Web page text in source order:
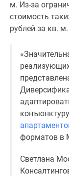
области
ИТ-
ипотека
скидками
Новостройки
премиум-
класса
Новостройки
класса
м. Из-за
стоимость
рублей за кв. м.
форматов в
Светлана